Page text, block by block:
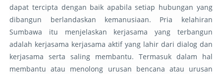
dapat tercipta dengan baik apabila setiap hubungan yang
dibangun berlandaskan kemanusiaan. Pria kelahiran
Sumbawa itu menjelaskan kerjasama yang terbangun
adalah kerjasama kerjasama aktif yang lahir dari dialog dan
kerjasama serta saling membantu. Termasuk dalam hal
membantu atau menolong urusan bencana atau urusan